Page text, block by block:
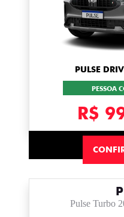
PESSOA
R$
Pulse Turbo